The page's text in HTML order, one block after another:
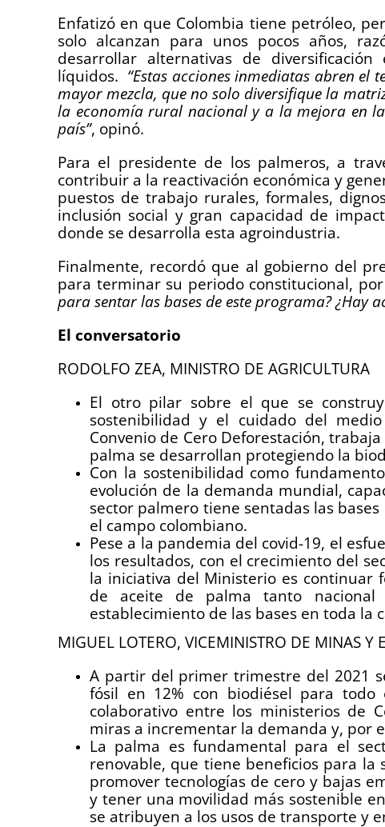
Enfatizó en que Colombia tiene petróleo,
solo alcanzan para unos pocos años,
desarrollar alternativas de
líquidos. “Estas acciones inmediatas abren
mayor mezcla, que no solo diversifique la
la economía rural nacional y a la mejora en
país”, opinó.
Para el presidente de los palmeros, a
contribuir a la reactivación económica y
puestos de trabajo rurales, formales,
inclusión social y gran capacidad de
donde se desarrolla esta agroindustria.
Finalmente, recordó que al gobierno del
para terminar su periodo constitucional,
para sentar las bases de este programa? ¿Hay
El conversatorio
RODOLFO ZEA, MINISTRO DE AGRICULTURA
El otro pilar sobre el que se
sostenibilidad y el cuidado del
Convenio de Cero Deforestación,
palma se desarrollan protegiendo la
Con la sostenibilidad como
evolución de la demanda mundial,
sector palmero tiene sentadas las
el campo colombiano.
Pese a la pandemia del covid-19, el
los resultados, con el crecimiento del
la iniciativa del Ministerio es continuar
de aceite de palma tanto nacional
establecimiento de las bases en toda la
MIGUEL LOTERO, VICEMINISTRO DE MINAS Y
A partir del primer trimestre del 2021
fósil en 12% con biodiésel para
colaborativo entre los ministerios de
miras a incrementar la demanda y, por
La palma es fundamental para el
renovable, que tiene beneficios para
promover tecnologías de cero y bajas
y tener una movilidad más sostenible
se atribuyen a los usos de transporte y